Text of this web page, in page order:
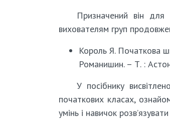
Призначений він для
вихователям груп
Король Я. Початкова
Романишин. – Т. :
У посібнику
початкових класах,
умінь і навичок